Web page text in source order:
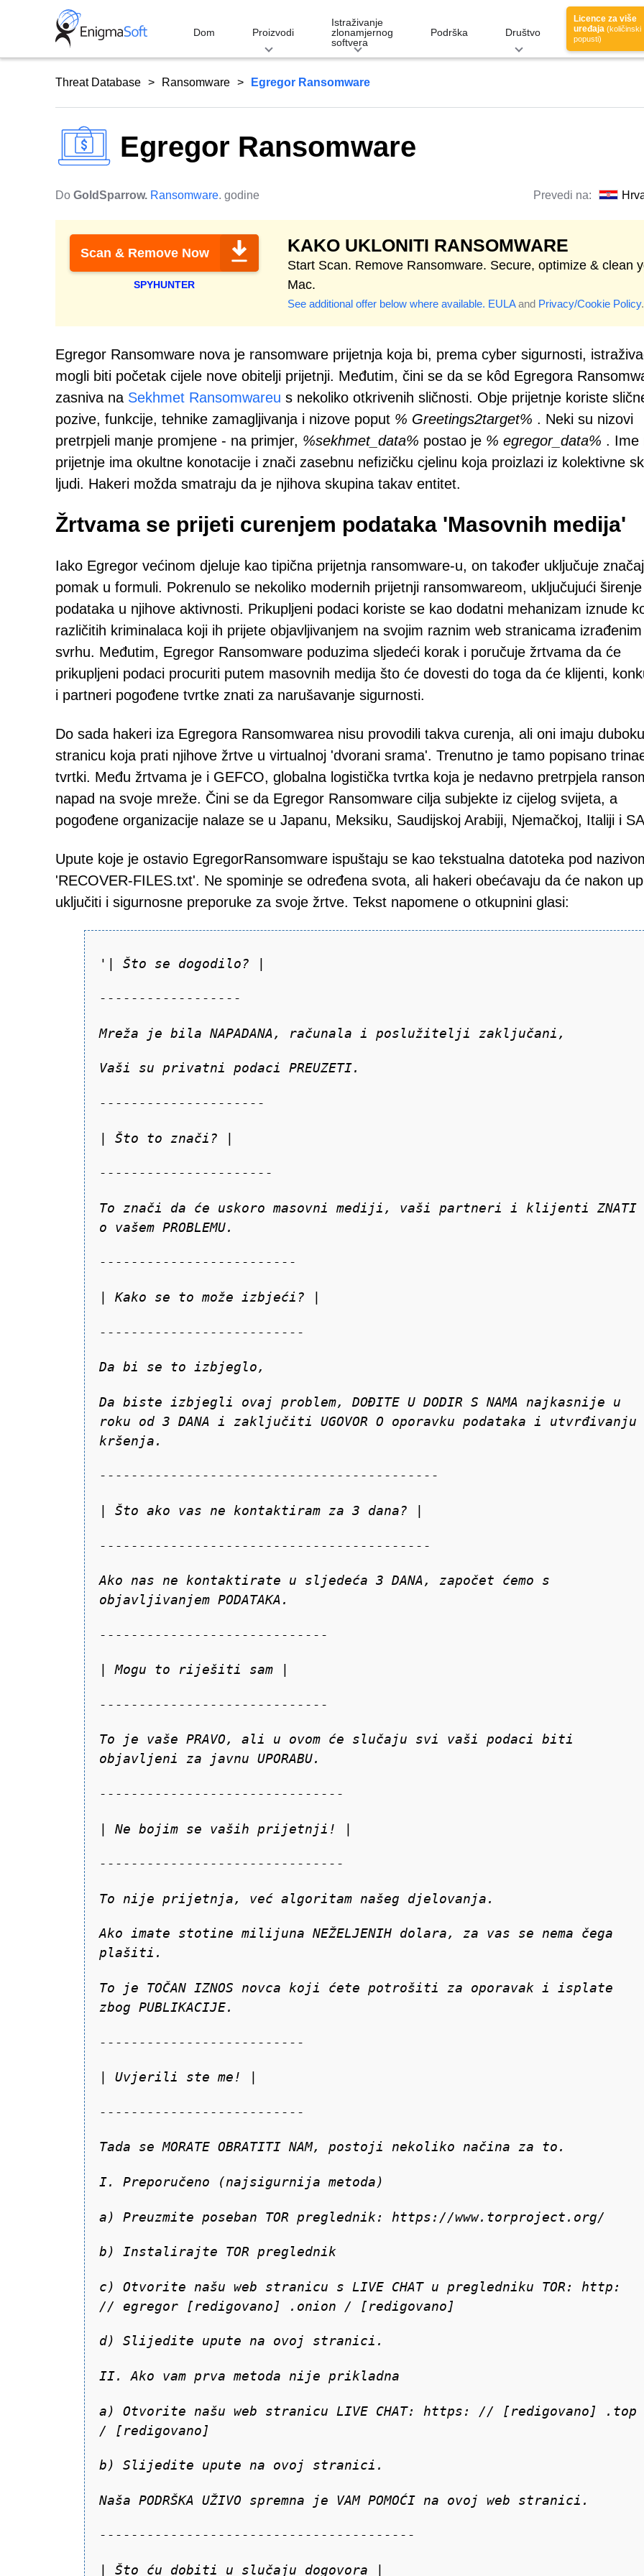
Dom Proizvodi
Istraživanje
zlonamjernog
softvera
Podrška Društvo
Licence za više
uređaja (količinski
popusti)
Threat Database Ransomware Egregor Ransomware
Egregor Ransomware
Do GoldSparrow. Ransomware. godine Prevedi na:
Scan & Remove Now
SPYHUNTER
KAKO UKLONITI RANSOMWARE
Start Scan. Remove Ransomware. Secure, optimize & clean
Mac.
See additional offer below where available. EULAand Privacy/Cookie Policy.
Egregor Ransomware nova je ransomware prijetnja koja bi, prema cyber sigurnosti,
mogli biti početak cijele nove obitelji prijetnji. Međutim, čini se da se kôd Egregora
zasniva na Sekhmet Ransomwareu s nekoliko otkrivenih sličnosti. Obje prijetnje koriste
pozive, funkcije, tehnike zamagljivanja i nizove poput % Greetings2target% . Neki su nizovi
pretrpjeli manje promjene - na primjer, %sekhmet_data% postao je % egregor_data% . Ime
prijetnje ima okultne konotacije i znači zasebnu nefizičku cjelinu koja proizlazi iz kolektivne
ljudi. Hakeri možda smatraju da je njihova skupina takav entitet.
Žrtvama se prijeti curenjem podataka 'Masovnih medija'
Iako Egregor većinom djeluje kao tipična prijetnja ransomware-u, on također uključuje
pomak u formuli. Pokrenulo se nekoliko modernih prijetnji ransomwareom, uključujući širenje
podataka u njihove aktivnosti. Prikupljeni podaci koriste se kao dodatni mehanizam iznude
različitih kriminalaca koji ih prijete objavljivanjem na svojim raznim web stranicama
svrhu. Međutim, Egregor Ransomware poduzima sljedeći korak i poručuje žrtvama da će
prikupljeni podaci procuriti putem masovnih medija što će dovesti do toga da će klijenti,
i partneri pogođene tvrtke znati za narušavanje sigurnosti.
Do sada hakeri iza Egregora Ransomwarea nisu provodili takva curenja, ali oni imaju
stranicu koja prati njihove žrtve u virtualnoj 'dvorani srama'. Trenutno je tamo popisano
tvrtki. Među žrtvama je i GEFCO, globalna logistička tvrtka koja je nedavno pretrpjela
napad na svoje mreže. Čini se da Egregor Ransomware cilja subjekte iz cijelog svijeta, a
pogođene organizacije nalaze se u Japanu, Meksiku, Saudijskoj Arabiji, Njemačkoj, Italiji i
Upute koje je ostavio EgregorRansomware ispuštaju se kao tekstualna datoteka pod
'RECOVER-FILES.txt'. Ne spominje se određena svota, ali hakeri obećavaju da će nakon
uključiti i sigurnosne preporuke za svoje žrtve. Tekst napomene o otkupnini glasi:
'| Što se dogodilo? |
------------------
Mreža je bila NAPADANA, računala i poslužitelji zaključani,
Vaši su privatni podaci PREUZETI.
---------------------
| Što to znači? |
----------------------
To znači da će uskoro masovni mediji, vaši partneri i klijenti ZNATI
o vašem PROBLEMU.
-------------------------
| Kako se to može izbjeći? |
--------------------------
Da bi se to izbjeglo,
Da biste izbjegli ovaj problem, DOĐITE U DODIR S NAMA najkasnije u
roku od 3 DANA i zaključiti UGOVOR O oporavku podataka i utvrđivanju
kršenja.
-------------------------------------------
| Što ako vas ne kontaktiram za 3 dana? |
------------------------------------------
Ako nas ne kontaktirate u sljedeća 3 DANA, započet ćemo s
objavljivanjem PODATAKA.
-----------------------------
| Mogu to riješiti sam |
-----------------------------
To je vaše PRAVO, ali u ovom će slučaju svi vaši podaci biti
objavljeni za javnu UPORABU.
-------------------------------
| Ne bojim se vaših prijetnji! |
-------------------------------
To nije prijetnja, već algoritam našeg djelovanja.
Ako imate stotine milijuna NEŽELJENIH dolara, za vas se nema čega
plašiti.
To je TOČAN IZNOS novca koji ćete potrošiti za oporavak i isplate
zbog PUBLIKACIJE.
--------------------------
| Uvjerili ste me! |
--------------------------
Tada se MORATE OBRATITI NAM, postoji nekoliko načina za to.
I. Preporučeno (najsigurnija metoda)
a) Preuzmite poseban TOR preglednik: https://www.torproject.org/
b) Instalirajte TOR preglednik
c) Otvorite našu web stranicu s LIVE CHAT u pregledniku TOR: http:
// egregor [redigovano] .onion / [redigovano]
d) Slijedite upute na ovoj stranici.
II. Ako vam prva metoda nije prikladna
a) Otvorite našu web stranicu LIVE CHAT: https: // [redigovano] .top
/ [redigovano]
b) Slijedite upute na ovoj stranici.
Naša PODRŠKA UŽIVO spremna je VAM POMOĆI na ovoj web stranici.
----------------------------------------
| Što ću dobiti u slučaju dogovora |